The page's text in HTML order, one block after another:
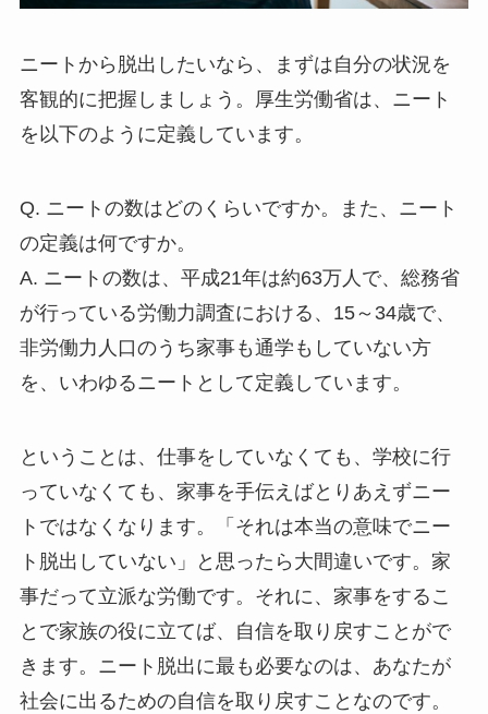
ニートから脱出したいなら、まずは自分の状況を
客観的に把握しましょう。厚生労働省は、ニート
を以下のように定義しています。
Q. ニートの数はどのくらいですか。また、ニート
の定義は何ですか。
A. ニートの数は、平成21年は約63万人で、総務省
が行っている労働力調査における、15～34歳で、
非労働力人口のうち家事も通学もしていない方
を、いわゆるニートとして定義しています。
ということは、仕事をしていなくても、学校に行
っていなくても、家事を手伝えばとりあえずニー
トではなくなります。「それは本当の意味でニー
ト脱出していない」と思ったら大間違いです。家
事だって立派な労働です。それに、家事をするこ
とで家族の役に立てば、自信を取り戻すことがで
きます。ニート脱出に最も必要なのは、あなたが
社会に出るための自信を取り戻すことなのです。